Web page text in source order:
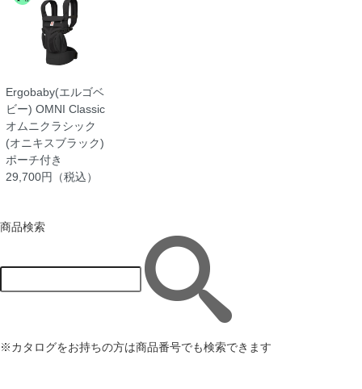
Ergobaby(エルゴベ
ビー) OMNI Classic
オムニクラシック
(オニキスブラック)
ポーチ付き
29,700円（税込）
商品検索
※カタログをお持ちの方は商品番号でも検索できます